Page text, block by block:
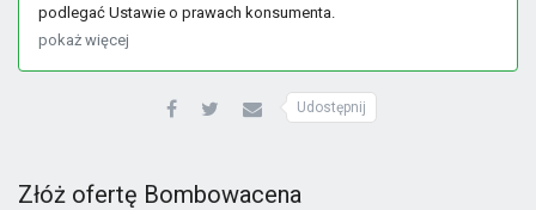
podlegać Ustawie o prawach konsumenta.
pokaż więcej
Udostępnij
Złóż ofertę Bombowacena